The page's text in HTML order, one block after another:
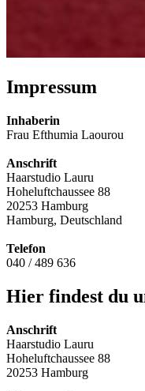
Impressum
Inhaberin
Frau Efthumia Laourou
Anschrift
Haarstudio Lauru
Hoheluftchaussee 88
20253 Hamburg
Hamburg, Deutschland
Telefon
040 / 489 636
Hier findest du
Anschrift
Haarstudio Lauru
Hoheluftchaussee 88
20253 Hamburg